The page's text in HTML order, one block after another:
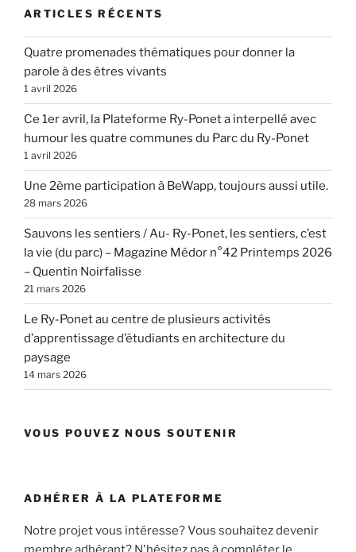
ARTICLES RÉCENTS
Quatre promenades thématiques pour donner la
parole à des êtres vivants
1 avril 2026
Ce 1er avril, la Plateforme Ry-Ponet a interpellé avec
humour les quatre communes du Parc du Ry-Ponet
1 avril 2026
Une 2ème participation à BeWapp, toujours aussi utile.
28 mars 2026
Sauvons les sentiers / Au- Ry-Ponet, les sentiers, c’est
la vie (du parc) – Magazine Médor n°42 Printemps 2026
– Quentin Noirfalisse
21 mars 2026
Le Ry-Ponet au centre de plusieurs activités
d’apprentissage d’étudiants en architecture du
paysage
14 mars 2026
VOUS POUVEZ NOUS SOUTENIR
ADHÉRER À LA PLATEFORME
Notre projet vous intéresse? Vous souhaitez devenir